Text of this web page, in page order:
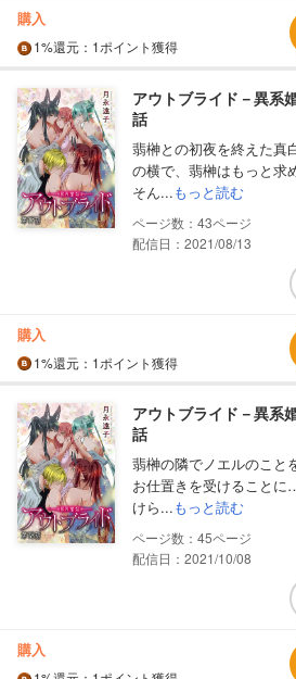
購入
1%還元 ：1ポイント獲得
アウトブライド－異系
話
翡榊との初夜を終えた真
の横で、翡榊はもっと求
そん...もっと読む
43
配信日：2021/08/13
購入
1%還元 ：1ポイント獲得
アウトブライド－異系
話
翡榊の隣でノエルのこと
お仕置きを受けること
けら...もっと読む
45
配信日：2021/10/08
購入